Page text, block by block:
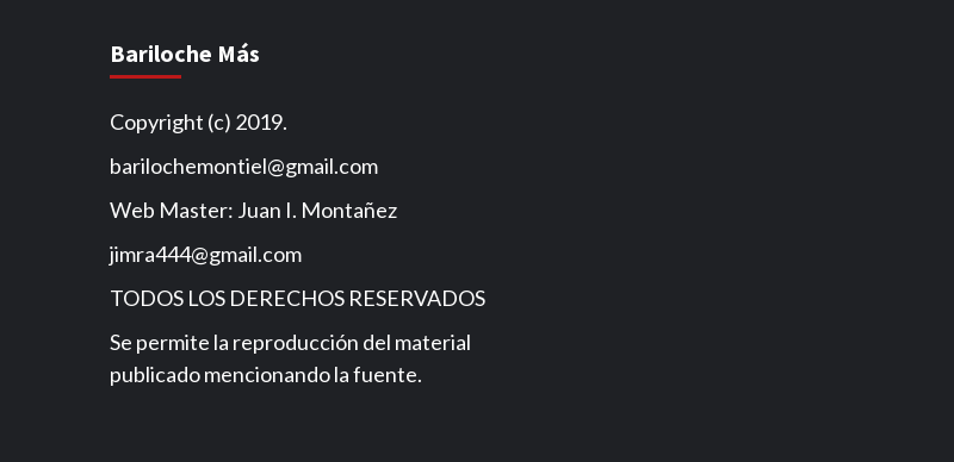
Bariloche Más
Copyright (c) 2019.
barilochemontiel@gmail.com
Web Master: Juan I. Montañez
jimra444@gmail.com
TODOS LOS DERECHOS RESERVADOS
Se permite la reproducción del material
publicado mencionando la fuente.